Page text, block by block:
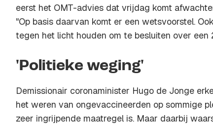
eerst het OMT-advies dat vrijdag komt
"Op basis daarvan komt er een wetsvoorstel.
tegen het licht houden om te besluiten over een
'Politieke weging'
Demissionair coronaminister Hugo de Jonge
het weren van ongevaccineerden op sommige
zeer ingrijpende maatregel is. Maar daarbij